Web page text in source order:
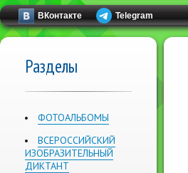
ВКонтакте Telegram
Разделы
ФОТОАЛЬБОМЫ
ВСЕРОССИЙСКИЙ
ИЗОБРАЗИТЕЛЬНЫЙ
ДИКТАНТ